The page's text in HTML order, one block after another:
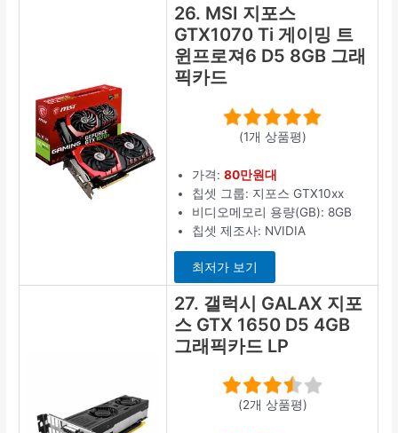
26. MSI 지포스
GTX1070 Ti 게이밍 트
윈프로져6 D5 8GB 그래
픽카드
(1개 상품평)
가격:80만원대
칩셋 그룹: 지포스 GTX10xx
비디오메모리 용량(GB): 8GB
칩셋 제조사: NVIDIA
최저가 보기
27. 갤럭시 GALAX 지포
스 GTX 1650 D5 4GB
그래픽카드 LP
(2개 상품평)